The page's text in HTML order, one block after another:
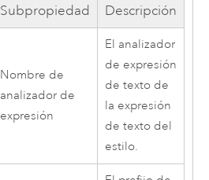
Subpropiedad Descripción
Nombre de
analizador de
expresión
El analizador
de expresión
de texto de
la expresión
de texto del
estilo.